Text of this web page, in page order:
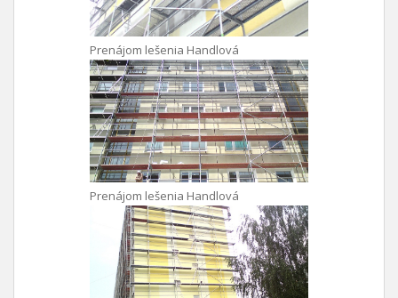
Prenájom lešenia Handlová
Prenájom lešenia Handlová